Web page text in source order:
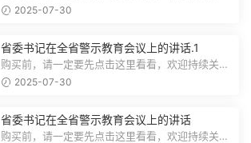
注，精彩模板每天推送预览结束，本文...
2025-07-30
省委书记在全省警示教育会议上的讲话.1
购买前，请一定要先点击这里看看，欢迎持续关
注，精彩模板每天推送预览结束，本文...
2025-07-30
省委书记在全省警示教育会议上的讲话
购买前，请一定要先点击这里看看，欢迎持续关